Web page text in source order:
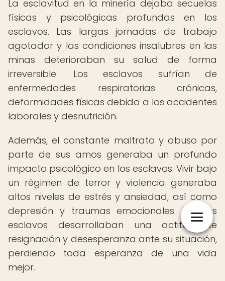
La esclavitud en la minería dejaba secuelas
físicas y psicológicas profundas en los
esclavos. Las largas jornadas de trabajo
agotador y las condiciones insalubres en las
minas deterioraban su salud de forma
irreversible. Los esclavos sufrían de
enfermedades respiratorias crónicas,
deformidades físicas debido a los accidentes
laborales y desnutrición.
Además, el constante maltrato y abuso por
parte de sus amos generaba un profundo
impacto psicológico en los esclavos. Vivir bajo
un régimen de terror y violencia generaba
altos niveles de estrés y ansiedad, así como
depresión y traumas emocionales. Muchos
esclavos desarrollaban una actitud de
resignación y desesperanza ante su situación,
perdiendo toda esperanza de una vida
mejor.